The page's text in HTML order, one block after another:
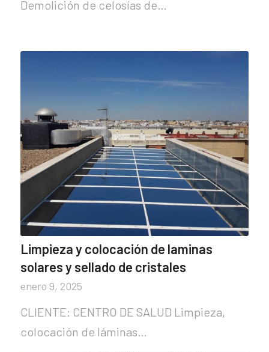
Demolición de celosías de…
Limpieza y colocación de laminas
solares y sellado de cristales
enero 9, 2025
CLIENTE: CENTRO DE SALUD Limpieza,
colocación de láminas…